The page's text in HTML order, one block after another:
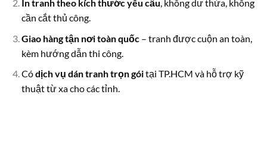
In tranh theo kích thước yêu cầu, không dư thừa, không
cần cắt thủ công.
Giao hàng tận nơi toàn quốc– tranh được cuộn an toàn,
kèm hướng dẫn thi công.
Códịch vụ dán tranh trọn góitại TP.HCM và hỗ trợ kỹ
thuật từ xa cho các tỉnh.